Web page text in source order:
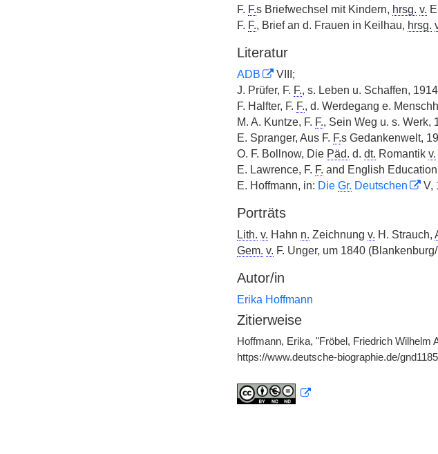
F. F.s Briefwechsel mit Kindern, hrsg. v.
F. F., Brief an d. Frauen in Keilhau, hrsg.
Literatur
ADB
VIII;
J. Prüfer, F. F., s. Leben u. Schaffen,
F. Halfter, F. F., d. Werdegang e.
M. A. Kuntze, F. F., Sein Weg u. s. Werk,
E. Spranger, Aus F. F.s Gedankenwelt,
O. F. Bollnow, Die Päd. d. dt. Romantik v.
E. Lawrence, F. F. and English
E. Hoffmann, in: Die Gr. Deutschen V,
Porträts
Lith. v. Hahn n. Zeichnung v. H. Strauch,
Gem. v. F. Unger, um 1840
Autor/in
Erika Hoffmann
Zitierweise
Hoffmann, Erika, "Fröbel, Friedrich Wilhelm
https://www.deutsche-biographie.de/